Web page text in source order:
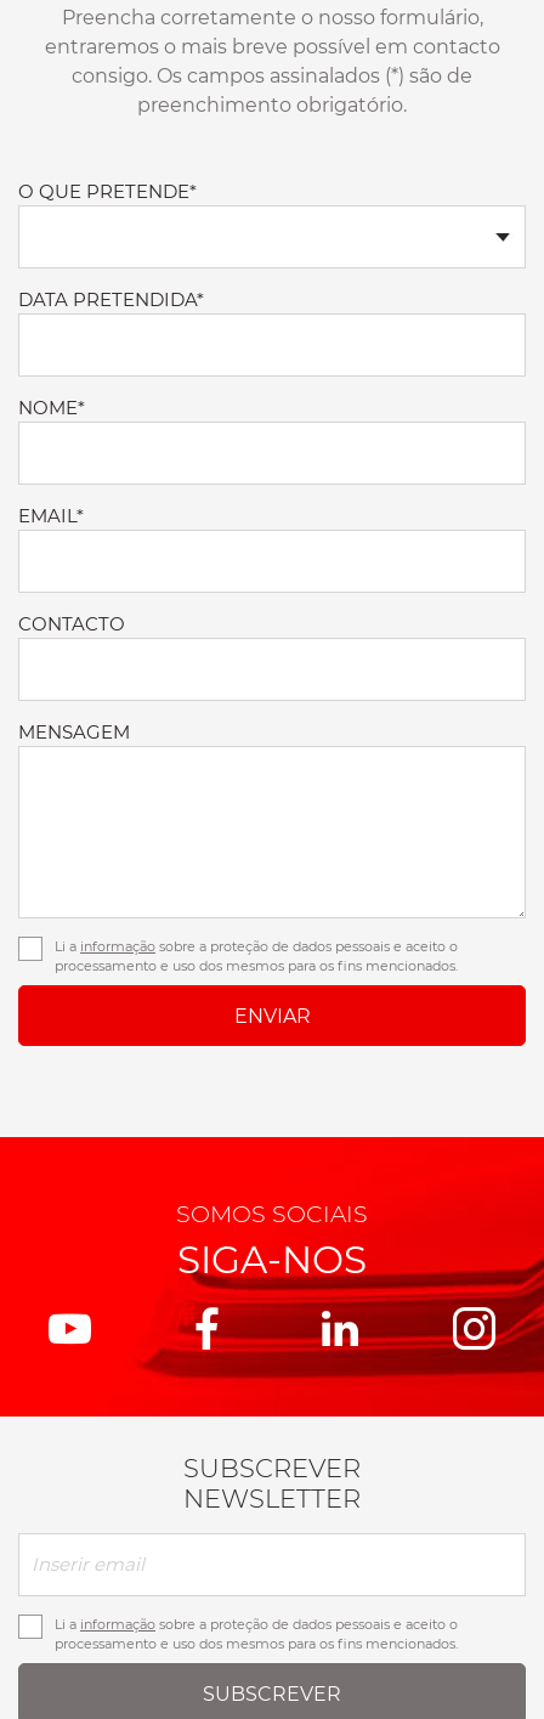
Preencha corretamente o nosso formulário,
entraremos o mais breve possível em contacto
consigo. Os campos assinalados (*) são de
preenchimento obrigatório.
O QUE PRETENDE*
DATA PRETENDIDA*
NOME*
EMAIL*
CONTACTO
MENSAGEM
Li a informação sobre a proteção de dados pessoais e aceito o
processamento e uso dos mesmos para os fins mencionados.
SOMOS SOCIAIS
SIGA-NOS
SUBSCREVER
NEWSLETTER
Li a informação sobre a proteção de dados pessoais e aceito o
processamento e uso dos mesmos para os fins mencionados.
SUBSCREVER